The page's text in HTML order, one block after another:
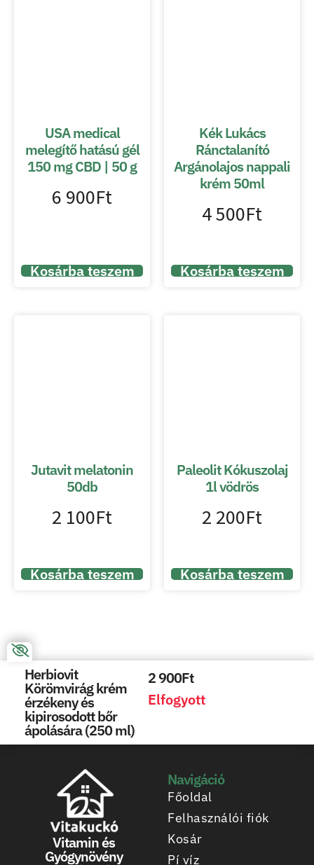
USA medical
melegítő hatású gél
150 mg CBD | 50 g
6 900Ft
Kosárba teszem
Kék Lukács
Ránctalanító
Argánolajos nappali
krém 50ml
4 500Ft
Kosárba teszem
Jutavit melatonin
50db
2 100Ft
Kosárba teszem
Paleolit Kókuszolaj
1l vödrös
2 200Ft
Kosárba teszem
Herbiovit
Körömvirág krém
érzékeny és
kipirosodott bőr
ápolására (250 ml)
2 900Ft
Elfogyott
Vitamin és
Gyógynövény
Navigáció
Főoldal
Felhasználói fiók
Kosár
Pí víz